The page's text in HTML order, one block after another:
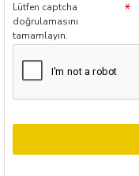
Lütfen captcha
doğrulamasını
tamamlayın.